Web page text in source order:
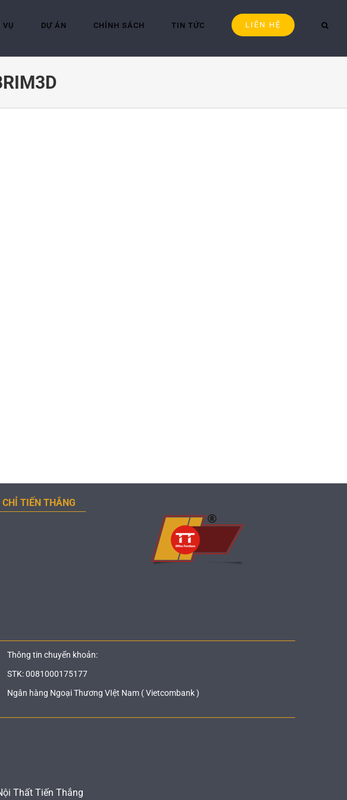
VỤ DỰ ÁN CHÍNH SÁCH TIN TỨC LIÊN HỆ
TIẾN THẮNG
Thông tin chuyển khoản:
STK: 0081000175177
Ngân hàng Ngoại Thương VIệt Nam ( Vietcombank )
Thất Tiến Thắng